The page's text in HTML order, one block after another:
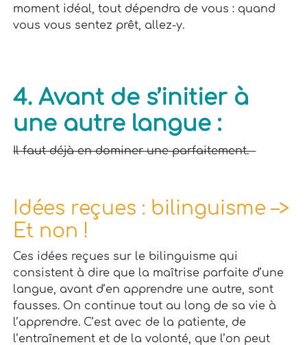
moment idéal, tout dépendra de vous : quand
vous vous sentez prêt, allez-y.
4. Avant de s’initier à
une autre langue :
Il faut déjà en dominer une parfaitement.
Idées reçues : bilinguisme –>
Et non !
Ces idées reçues sur le bilinguisme qui
consistent à dire que la maîtrise parfaite d’une
langue, avant d’en apprendre une autre, sont
fausses. On continue tout au long de sa vie à
l’apprendre. C’est avec de la patiente, de
l’entraînement et de la volonté, que l’on peut